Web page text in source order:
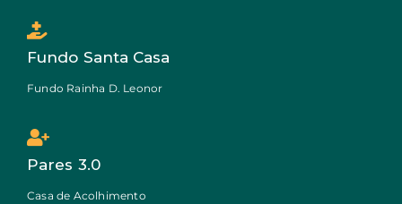
Fundo Santa Casa
Fundo Rainha D. Leonor
Pares 3.0
Casa de Acolhimento